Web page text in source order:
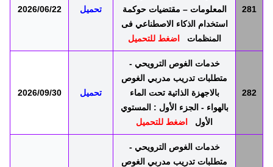
281
المعلومات – مقتضيات حوكمة
استخدام اﻟﺫكاء الاصطناعي فى
المنظمات
اضغط للتحميل
تحميل 2026/06/22
282
خدمات الغوص الترويحي -
متطلبات تدريب مدربي الغوص
بالاجهزة الذاتية تحت الماء
بالهواء - الجزء الأول : المستوي
الأول
اضغط للتحميل
تحميل 2026/09/30
خدمات الغوص الترويحي -
متطلبات تدريب مدربي الغوص